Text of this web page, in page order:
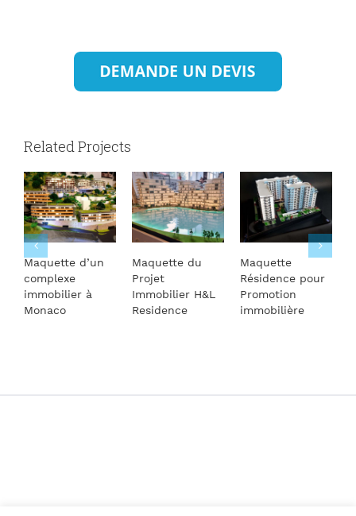
Related Projects
Maquette d’un
complexe
immobilier à
Monaco
Maquette du
Projet
Immobilier H&L
Residence
Maquette
Résidence pour
Promotion
immobilière